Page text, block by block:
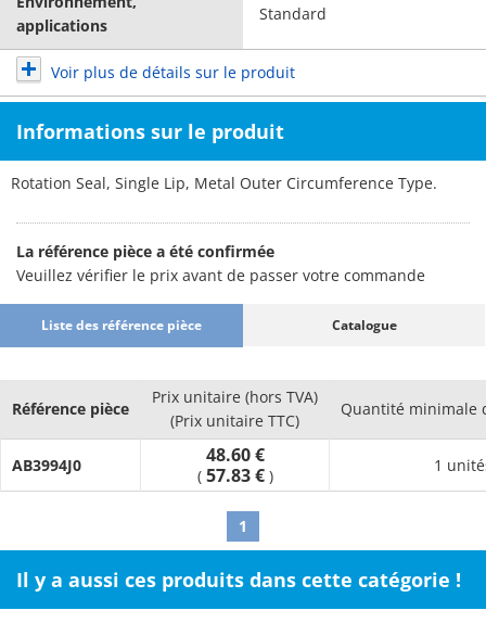
applications
Standard
Voir plus de détails sur le produit
Informations sur le produit
Rotation Seal, Single Lip, Metal Outer Circumference Type.
La référence pièce a été confirmée
Veuillez vérifier le prix avant de passer votre commande
Liste des référence pièce Catalogue
Référence pièce
Prix unitaire (hors TVA)
(Prix unitaire TTC)
Quantité minimale
AB3994J0 48.60 €
( 57.83 € )
1
1
Il y a aussi ces produits dans cette catégorie !